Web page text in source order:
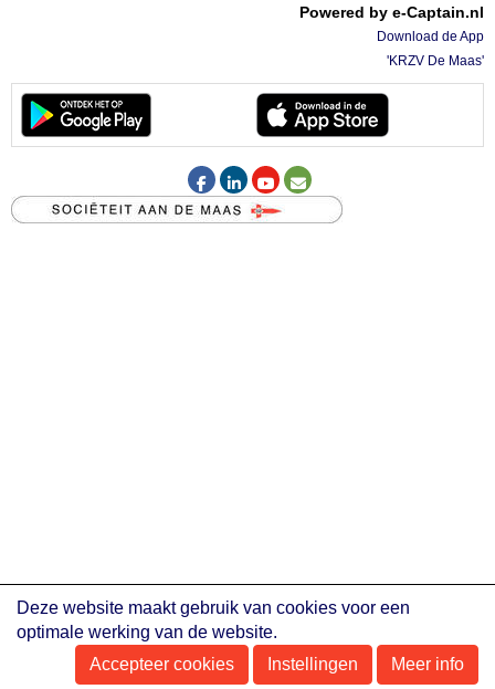
Powered by e-Captain.nl
Download de App
'KRZV De Maas'
Deze website maakt gebruik van cookies voor een
optimale werking van de website.
Accepteer cookies
Instellingen Meer info